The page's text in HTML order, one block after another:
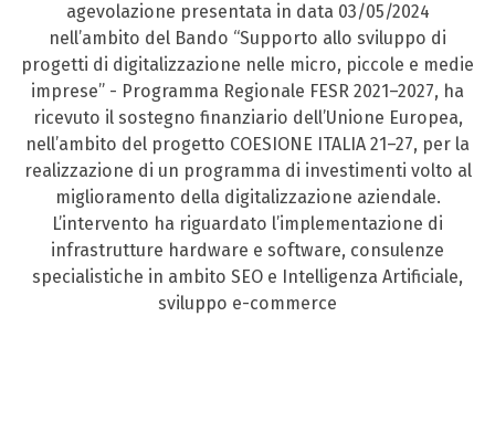
agevolazione presentata in data 03/05/2024
nell’ambito del Bando “Supporto allo sviluppo di
progetti di digitalizzazione nelle micro, piccole e medie
imprese” - Programma Regionale FESR 2021–2027, ha
ricevuto il sostegno finanziario dell’Unione Europea,
nell’ambito del progetto COESIONE ITALIA 21–27, per la
realizzazione di un programma di investimenti volto al
miglioramento della digitalizzazione aziendale.
L’intervento ha riguardato l’implementazione di
infrastrutture hardware e software, consulenze
specialistiche in ambito SEO e Intelligenza Artificiale,
sviluppo e-commerce